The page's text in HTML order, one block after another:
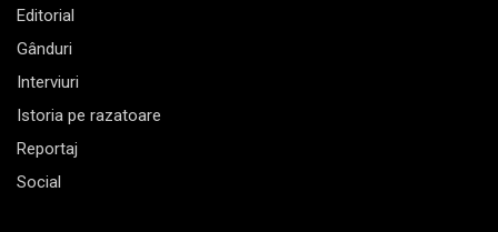
Editorial
Gânduri
Interviuri
Istoria pe razatoare
Reportaj
Social